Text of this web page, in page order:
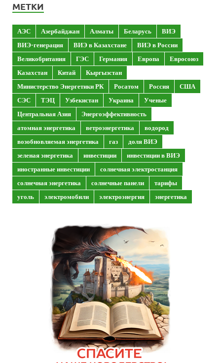
МЕТКИ
АЭС Азербайджан Алматы Беларусь
ВИЭ
ВИЭ-генерация
ВИЭ в Казахстане
ВИЭ в России
Великобритания
ГЭС Германия Европа
Евросоюз
Казахстан
Китай
Кыргызстан
Министерство Энергетики РК
Росатом Россия
США
СЭС
ТЭЦ Узбекистан Украина
Ученые
Центральная Азия
Энергоэффективность
атомная энергетика
ветроэнергетика
водород
возобновляемая энергетика
газ
доля ВИЭ
зеленая энергетика
инвестиции
инвестиции в ВИЭ
иностранные инвестиции
солнечная электростанция
солнечная энергетика
солнечные панели
тарифы
уголь
электромобили электроэнергия энергетика